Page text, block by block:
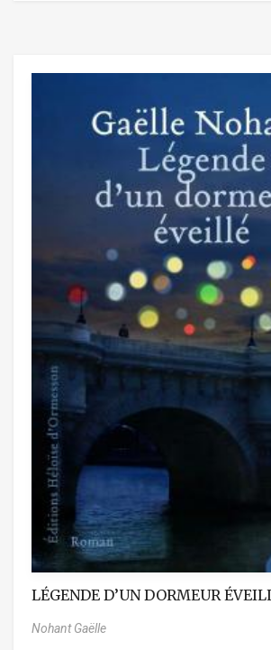
LÉGENDE D’UN DORMEUR
Nohant Gaëlle